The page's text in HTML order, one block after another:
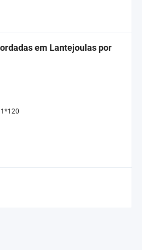
em Lantejoulas por